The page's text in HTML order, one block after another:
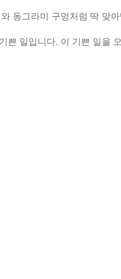
동그라미 구멍처럼 딱 맞
쁜 일입니다. 이 기쁜 일을